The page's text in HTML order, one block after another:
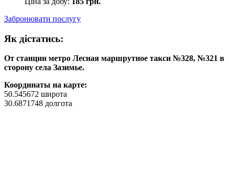
Забронювати послугу
Як дiстатись:
От станции метро Лесная маршрутное такси №328, №321 в
сторону села Зазимье.
Координаты на карте:
50.545672 широта
30.6871748 долгота